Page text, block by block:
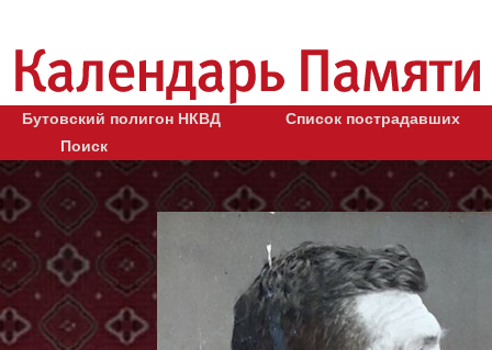
Бутовский полигон НКВД
Список пострадавших
Поиск